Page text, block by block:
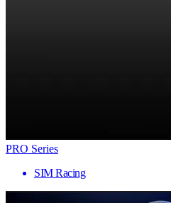
PRO Series
SIM Racing